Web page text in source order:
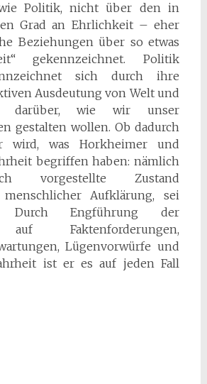
Politik, nicht über den in
Grad an Ehrlichkeit – eher
Beziehungen über so etwas
gekennzeichnet. Politik
sich durch ihre
Ausdeutung von Welt und
darüber, wie wir unser
gestalten wollen. Ob dadurch
wird, was Horkheimer und
begriffen haben: nämlich
vorgestellte Zustand
Aufklärung, sei
Durch Engführung der
Faktenforderungen,
Lügenvorwürfe und
ist er es auf jeden Fall